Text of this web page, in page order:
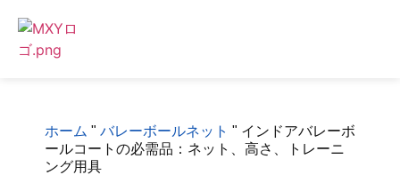
ホーム " バレーボールネット " インドアバレーボ
ールコートの必需品：ネット、高さ、トレーニ
ング用具